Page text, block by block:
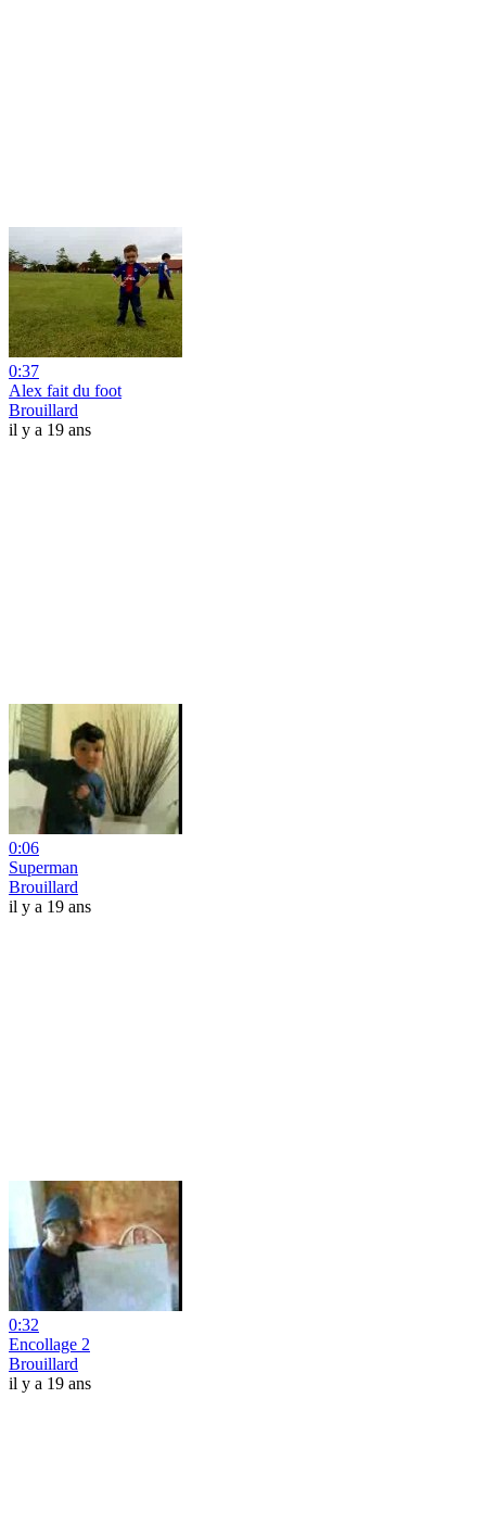
0:37
Alex fait du foot
Brouillard
il y a 19 ans
0:06
Superman
Brouillard
il y a 19 ans
0:32
Encollage 2
Brouillard
il y a 19 ans